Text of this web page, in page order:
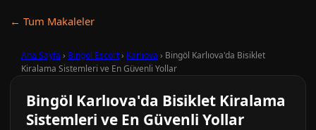
← Tum Makaleler
Ana Sayfa › Bingöl Escort› Karlıova › Bingöl Karlıova'da Bisiklet
Kiralama Sistemleri ve En Güvenli Yollar
Bingöl Karlıova'da Bisiklet Kiralama
Sistemleri ve En Güvenli Yollar